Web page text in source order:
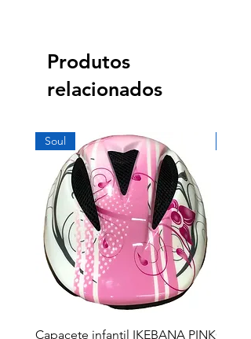
Produtos
relacionados
Soul
Capacete infantil IKEBANA PINK